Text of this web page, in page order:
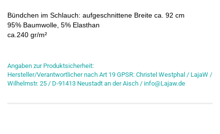
Bündchen im Schlauch: aufgeschnittene Breite ca. 92 cm
95% Baumwolle, 5% Elasthan
ca.240 gr/m²
Angaben zur Produktsicherheit:
Hersteller/Verantwortlicher nach Art 19 GPSR: Christel Westphal / LajaW /
Wilhelmstr. 25 / D-91413 Neustadt an der Aisch / info@Lajaw.de